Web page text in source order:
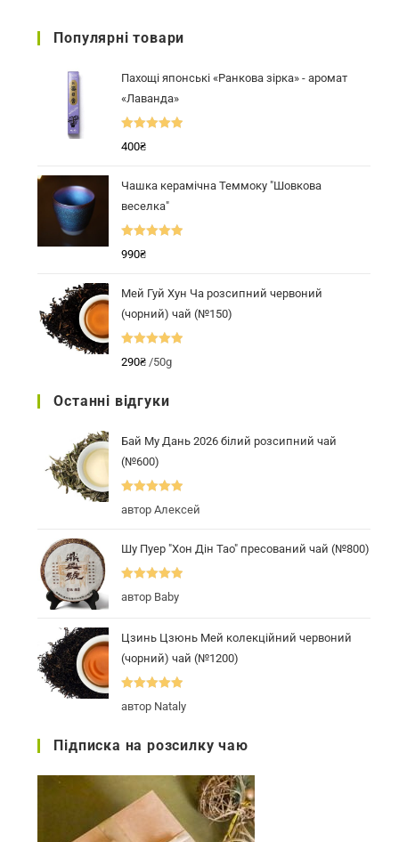
Популярні товари
Пахощі японські «Ранкова зірка» - аромат
«Лаванда»
Оцінено в
400₴
Чашка керамічна Теммоку "Шовкова
веселка"
Оцінено в
990₴
Мей Гуй Хун Ча розсипний червоний
(чорний) чай (№150)
Оцінено в
290₴ /50g
Останні відгуки
Бай Му Дань 2026 білий розсипний чай
(№600)
Оцінено в
автор Алексей
Шу Пуер "Хон Дін Тао" пресований чай (№800)
Оцінено в
автор Baby
Цзинь Цзюнь Мей колекційний червоний
(чорний) чай (№1200)
Оцінено в
5
автор Nataly
Підписка на розсилку чаю